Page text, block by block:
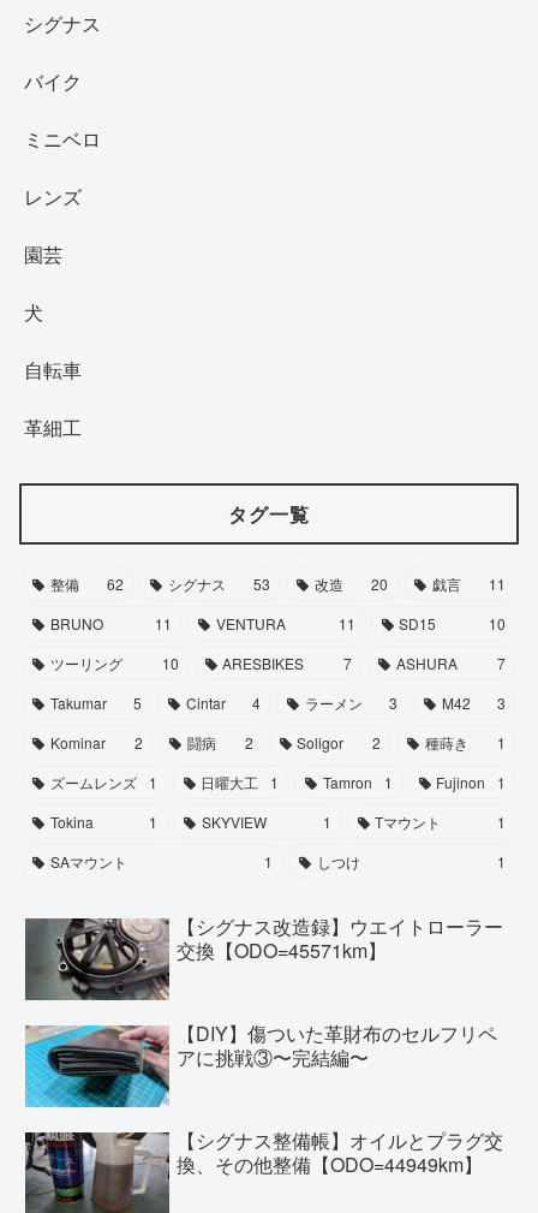
シグナス
バイク
ミニベロ
レンズ
園芸
犬
自転車
革細工
タグ一覧
整備 62 シグナス 53 改造 20 戯言
11
BRUNO
11 VENTURA 11 SD15
10
ツーリング
10 ARESBIKES 7 ASHURA
7
Takumar
5 Cintar 4 ラーメン 3 M42
3
Kominar
2 闘病 2 Soligor 2 種蒔き
1
ズームレンズ
1 日曜大工 1 Tamron 1 Fujinon
1
Tokina
1 SKYVIEW 1 Tマウント
1
SAマウント
1 しつけ 1
【シグナス改造録】ウエイトローラー
交換【ODO=45571km】
【DIY】傷ついた革財布のセルフリペ
アに挑戦③〜完結編〜
【シグナス整備帳】オイルとプラグ交
換、その他整備【ODO=44949km】